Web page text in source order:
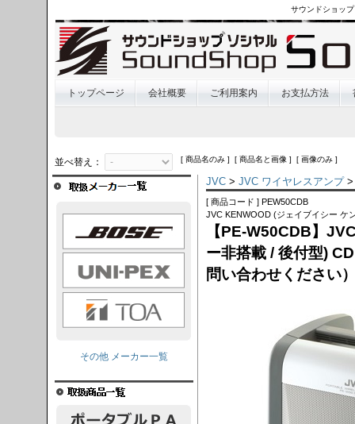
サウンドショッ
トップページ 会社概要 ご利用案内 お支払方法
並べ替え： [ 商品名のみ ] [ 商品名と画像 ] [ 画像のみ ]
JVC > JVC ワイヤレスアンプ>
[ 商品コード ] PEW50CDB
JVC KENWOOD (ジェイブイシー ケ
【PE-W50CDB】
ー非搭載 / 後付型)
問い合わせください
その他 メーカー一覧